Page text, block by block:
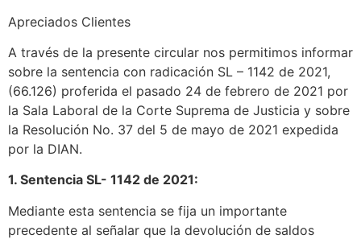
Apreciados Clientes
A través de la presente circular nos permitimos informar
sobre la sentencia con radicación SL – 1142 de 2021,
(66.126) proferida el pasado 24 de febrero de 2021 por
la Sala Laboral de la Corte Suprema de Justicia y sobre
la Resolución No. 37 del 5 de mayo de 2021 expedida
por la DIAN.
1. Sentencia SL- 1142 de 2021:
Mediante esta sentencia se fija un importante
precedente al señalar que la devolución de saldos